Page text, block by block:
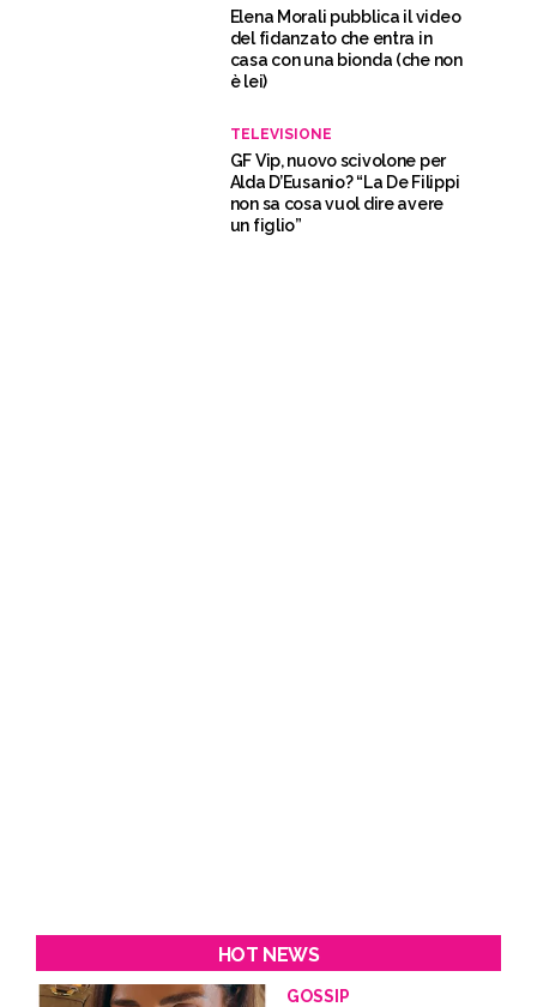
Elena Morali pubblica il video
del fidanzato che entra in
casa con una bionda (che non
è lei)
TELEVISIONE
GF Vip, nuovo scivolone per
Alda D’Eusanio? “La De Filippi
non sa cosa vuol dire avere
un figlio”
HOT NEWS
GOSSIP